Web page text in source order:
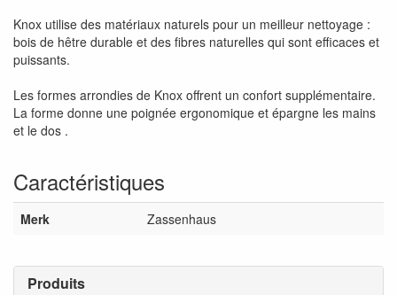
Produits
Knox utilise des matériaux naturels pour un meilleur nettoyage :
bois de hêtre durable et des fibres naturelles qui sont efficaces et
puissants.
Les formes arrondies de Knox offrent un confort supplémentaire.
La forme donne une poignée ergonomique et épargne les mains
et le dos .
Caractéristiques
Merk Zassenhaus